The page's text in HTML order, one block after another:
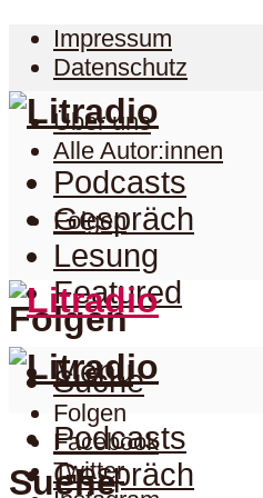
Impressum
Datenschutz
Über uns
Alle Autor:innen
Folgen
Folgen
Folgen
Facebook
Twitter
Podcasts
Gespräch
Lesung
Featured
Menu
Suche
Suche
Podcasts
Gespräch